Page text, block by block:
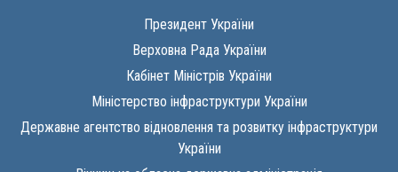
Президент України
Верховна Рада України
Кабінет Міністрів України
Міністерство інфраструктури України
Державне агентство відновлення та розвитку інфраструктури
України